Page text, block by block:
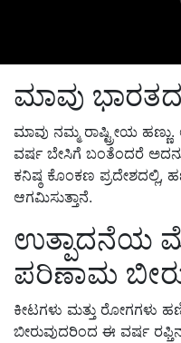
ಮಾವು ಭಾರತದ
ಮಾವು ನಮ್ಮ ರಾಷ್ಟ್ರೀಯ
ವರ್ಷ ಬೇಸಿಗೆ ಬಂತೆಂದರೆ
ಕನಿಷ್ಠ ಕೊಂಕಣ ಪ್ರದೇಶದಲ್ಲಿ,
ಆಗಮಿಸುತ್ತಾನೆ.
ಉತ್ಪಾದನೆಯ
ಪರಿಣಾಮ
ಕೀಟಗಳು ಮತ್ತು ರೋಗಗಳು
ಬೀರುವುದರಿಂದ ಈ ವರ್ಷ